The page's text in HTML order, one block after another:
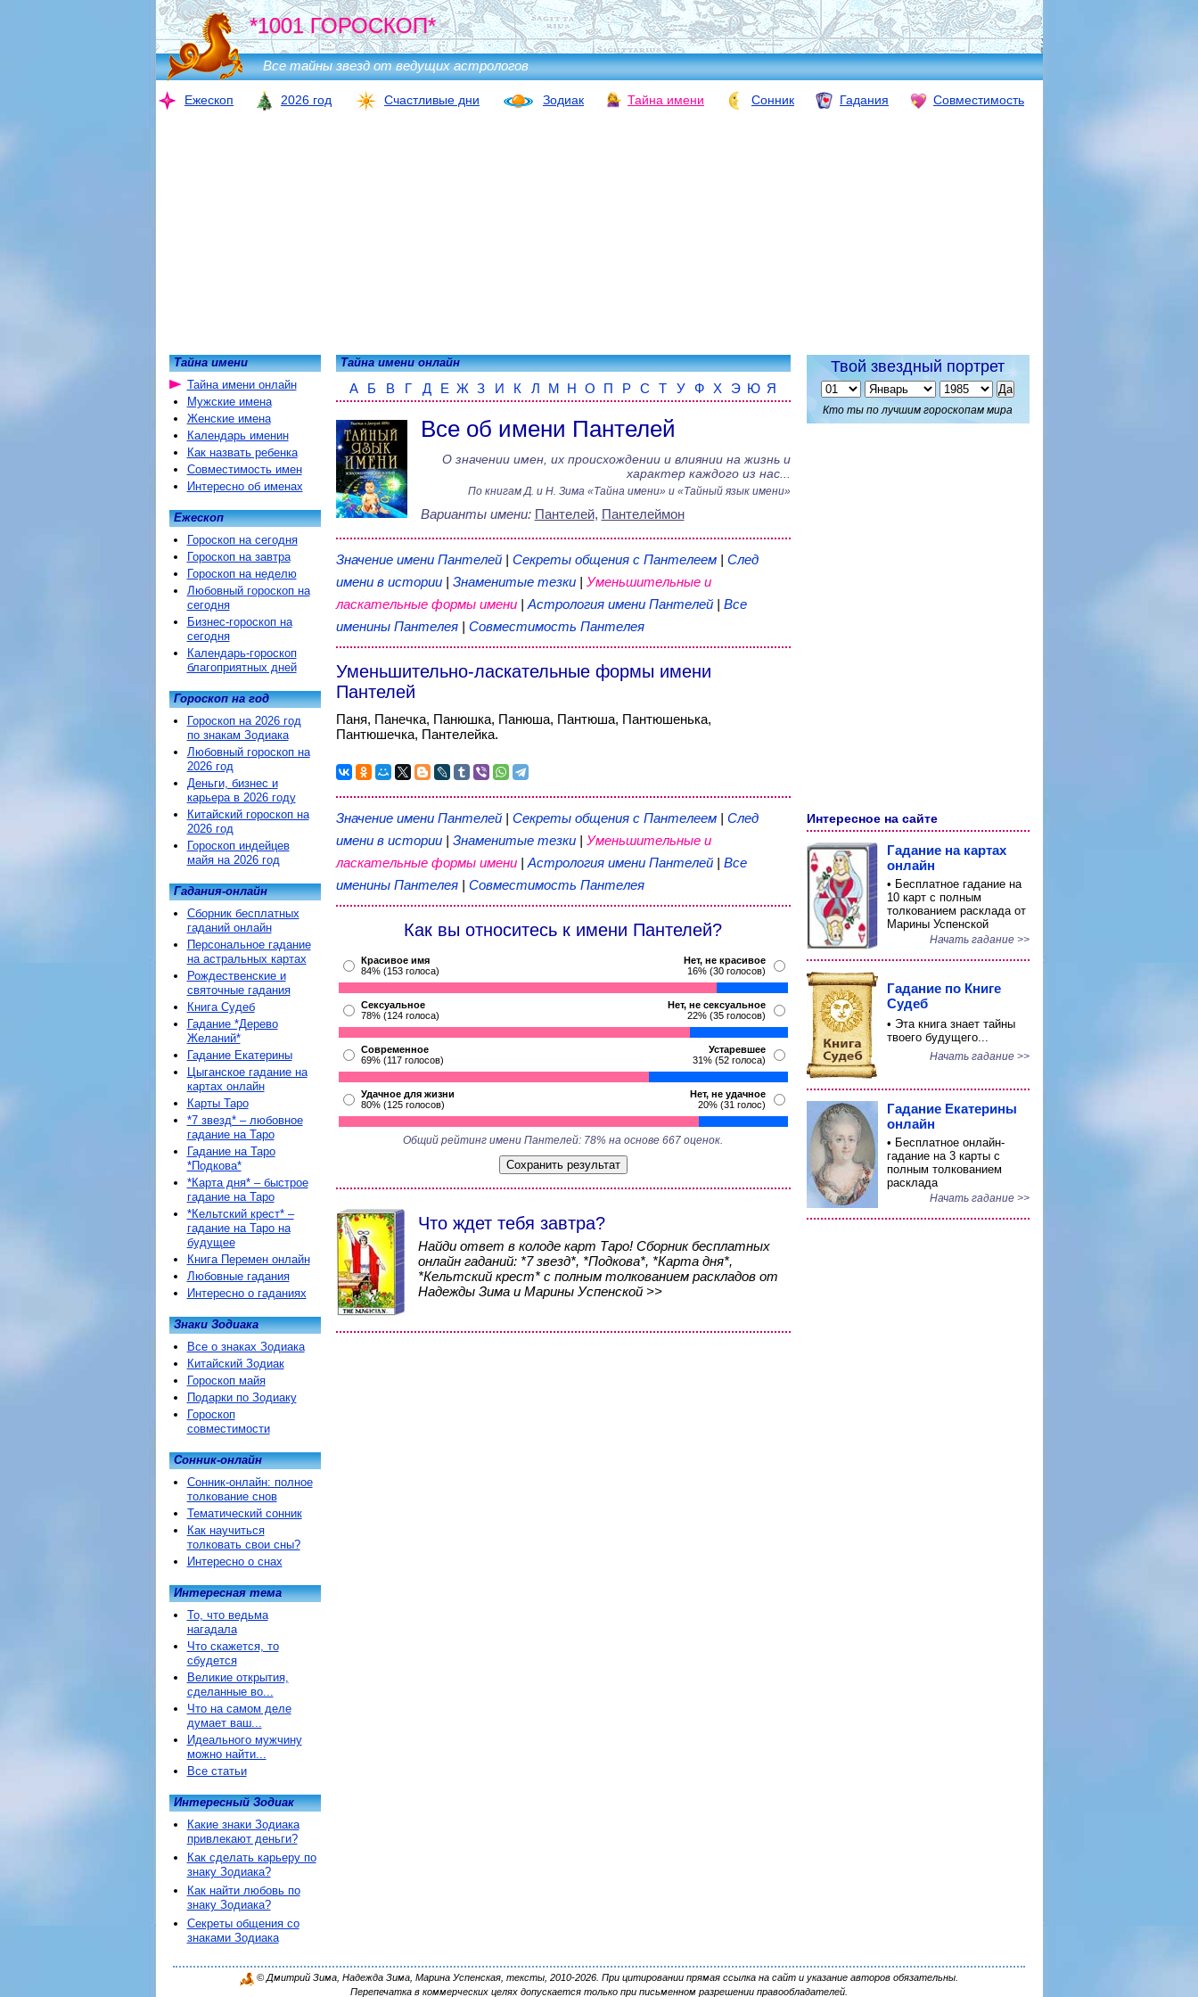
*1001 ГОРОСКОП*
Все тайны звезд от ведущих астрологов
Ежескоп 2026 год Счастливые дни Зодиак Тайна имени Сонник Гадания Совместимость
Тайна имени онлайн
А Б В Г Д Е Ж З И К Л М Н О П Р С Т У Ф Х Э Ю Я
Все об имени Пантелей
О значении имен, их происхождении и влиянии на жизнь и
характер каждого из нас...
По книгамД. и Н. Зима«Тайна имени» и «Тайный язык имени»
Варианты имени: Пантелей, Пантелеймон
Значение имени Пантелей| Секреты общения с Пантелеем | След
имени в истории| Знаменитые тезки| Уменьшительные и
ласкательные формы имени| Астрология имени Пантелей| Все
именины Пантелея | Совместимость Пантелея
Уменьшительно-ласкательные формы имени
Пантелей
Паня, Панечка, Панюшка, Панюша, Пантюша, Пантюшенька,
Пантюшечка, Пантелейка.
Значение имени Пантелей| Секреты общения с Пантелеем | След
имени в истории| Знаменитые тезки| Уменьшительные и
ласкательные формы имени| Астрология имени Пантелей| Все
именины Пантелея | Совместимость Пантелея
Как вы относитесь к имени Пантелей?
Красивое имя
84% (153 голоса)
Нет, не красивое
16% (30 голосов)
Сексуальное
78% (124 голоса)
Нет, не сексуальное
22% (35 голосов)
Современное
69% (117 голосов)
Устаревшее
31% (52 голоса)
Удачное для жизни
80% (125 голосов)
Нет, не удачное
20% (31 голос)
Общий рейтинг имени Пантелей: 78% на основе 667 оценок.
Что ждет тебя завтра?
Найди ответ в колоде карт Таро! Сборник бесплатных
онлайн гаданий: *7 звезд*, *Подкова*, *Карта дня*,
*Кельтский крест* с полным толкованием раскладов от
Надежды Зима и Марины Успенской >>
Тайна имени
Тайна имени онлайн
Мужские имена
Женские имена
Календарь именин
Как назвать ребенка
Совместимость имен
Интересно об именах
Ежескоп
Гороскоп на сегодня
Гороскоп на завтра
Гороскоп на неделю
Любовный гороскоп на
сегодня
Бизнес-гороскоп на
сегодня
Календарь-гороскоп
благоприятных дней
Гороскоп на год
Гороскоп на 2026 год
по знакам Зодиака
Любовный гороскоп на
2026 год
Деньги, бизнес и
карьера в 2026 году
Китайский гороскоп на
2026 год
Гороскоп индейцев
майя на 2026 год
Гадания-онлайн
Сборник бесплатных
гаданий онлайн
Персональное гадание
на астральных картах
Рождественские и
святочные гадания
Книга Судеб
Гадание *Дерево
Желаний*
Гадание Екатерины
Цыганское гадание на
картах онлайн
Карты Таро
*7 звезд* – любовное
гадание на Таро
Гадание на Таро
*Подкова*
*Карта дня* – быстрое
гадание на Таро
*Кельтский крест* –
гадание на Таро на
будущее
Книга Перемен онлайн
Любовные гадания
Интересно о гаданиях
Знаки Зодиака
Все о знаках Зодиака
Китайский Зодиак
Гороскоп майя
Подарки по Зодиаку
Гороскоп
совместимости
Сонник-онлайн
Сонник-онлайн: полное
толкование снов
Тематический сонник
Как научиться
толковать свои сны?
Интересно о снах
Интересная тема
То, что ведьма
нагадала
Что скажется, то
сбудется
Великие открытия,
сделанные во...
Что на самом деле
думает ваш...
Идеального мужчину
можно найти...
Все статьи
Интересный Зодиак
Какие знаки Зодиака
привлекают деньги?
Как сделать карьеру по
знаку Зодиака?
Как найти любовь по
знаку Зодиака?
Секреты общения со
знаками Зодиака
Твой звездный портрет
Кто ты по лучшим гороскопам мира
Интересное на сайте
Гадание на картах
онлайн
• Бесплатное гадание на
10 карт с полным
толкованием расклада от
Марины Успенской
Начать гадание >>
Гадание по Книге
Судеб
• Эта книга знает тайны
твоего будущего...
Начать гадание >>
Гадание Екатерины
онлайн
• Бесплатное онлайн-
гадание на 3 карты с
полным толкованием
расклада
Начать гадание >>
© Дмитрий Зима, Надежда Зима, Марина Успенская, тексты, 2010-2026. При цитировании прямая ссылка на сайт и указание авторов обязательны.
Перепечатка в коммерческих целях допускается только при письменном разрешении правообладателей.